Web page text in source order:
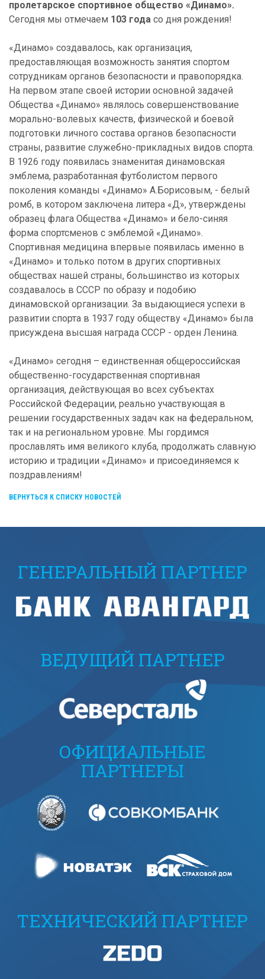
пролетарское спортивное общество «Динамо».
Сегодня мы отмечаем 103 года со дня рождения!
«Динамо» создавалось, как организация,
предоставляющая возможность занятия спортом
сотрудникам органов безопасности и правопорядка.
На первом этапе своей истории основной задачей
Общества «Динамо» являлось совершенствование
морально-волевых качеств, физической и боевой
подготовки личного состава органов безопасности
страны, развитие служебно-прикладных видов спорта.
В 1926 году появилась знаменитая динамовская
эмблема, разработанная футболистом первого
поколения команды «Динамо» А.Борисовым, - белый
ромб, в котором заключена литера «Д», утверждены
образец флага Общества «Динамо» и бело-синяя
форма спортсменов с эмблемой «Динамо».
Спортивная медицина впервые появилась именно в
«Динамо» и только потом в других спортивных
обществах нашей страны, большинство из которых
создавалось в СССР по образу и подобию
динамовской организации. За выдающиеся успехи в
развитии спорта в 1937 году обществу «Динамо» была
присуждена высшая награда СССР - орден Ленина.
«Динамо» сегодня – единственная общероссийская
общественно-государственная спортивная
организация, действующая во всех субъектах
Российской Федерации, реально участвующая в
решении государственных задач как на федеральном,
так и на региональном уровне. Мы гордимся
прославлять имя великого клуба, продолжать славную
историю и традиции «Динамо» и присоединяемся к
поздравлениям!
ВЕРНУТЬСЯ К СПИСКУ НОВОСТЕЙ
ГЕНЕРАЛЬНЫЙ ПАРТНЕР
ВЕДУЩИЙ ПАРТНЕР
ОФИЦИАЛЬНЫЕ
ПАРТНЕРЫ
ТЕХНИЧЕСКИЙ ПАРТНЕР